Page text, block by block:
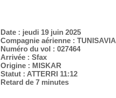
Date : jeudi 19 juin 2025
Compagnie aérienne : TUNISAVIA
Numéro du vol : 027464
Arrivée : Sfax
Origine : MISKAR
Statut : ATTERRI 11:12
Retard de 7 minutes